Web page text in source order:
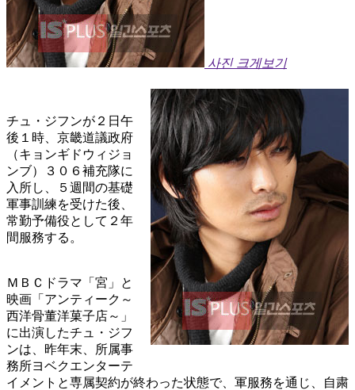
사진 크게보기
チュ・ジフンが２日午
後１時、京畿道議政府
（キョンギドウィジョ
ンブ）３０６補充隊に
入所し、５週間の基礎
軍事訓練を受けた後、
常勤予備役として２年
間服務する。
ＭＢＣドラマ「宮」と
映画「アンティーク～
西洋骨董洋菓子店～」
に出演したチュ・ジフ
ンは、昨年末、所属事
務所ヨベクエンターテ
イメントと専属契約が終わった状態で、軍服務を通じ、自粛